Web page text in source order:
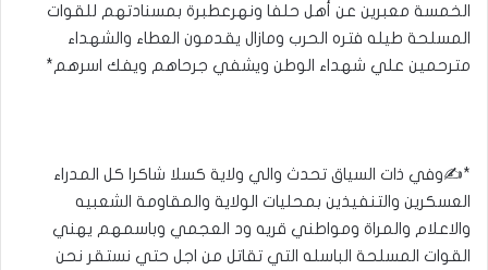
الخمسة معبرين عن أهل حلفا ونهرعطبرة بمسنادتهم للقوات
المسلحة طيله فتره الحرب ومازال يقدمون العطاء والشهداء
مترحمين علي شهداء الوطن ويشفي جرحاهم ويفك اسرهم*
*✍️وفي ذات السياق تحدث والي ولاية كسلا شاكرا كل المدراء
العسكرين والتنفيذين بمحليات الولاية والمقاومة الشعبيه
والاعلام والمراة ومواطني قريه ود العجمي وباسمهم يهني
القوات المسلحة الباسله التي تقاتل من اجل حتي نستقر نحن